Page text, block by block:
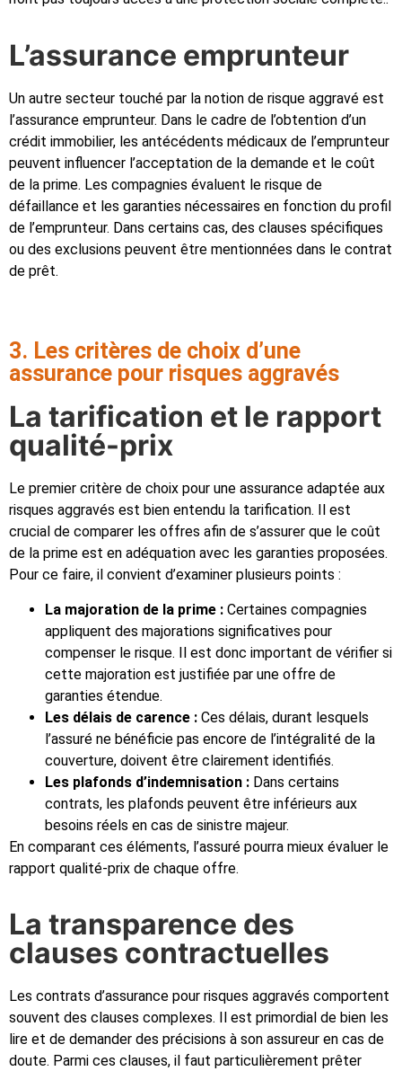
L’assurance emprunteur
Un autre secteur touché par la notion de risque aggravé est
l’assurance emprunteur. Dans le cadre de l’obtention d’un
crédit immobilier, les antécédents médicaux de l’emprunteur
peuvent influencer l’acceptation de la demande et le coût
de la prime. Les compagnies évaluent le risque de
défaillance et les garanties nécessaires en fonction du profil
de l’emprunteur. Dans certains cas, des clauses spécifiques
ou des exclusions peuvent être mentionnées dans le contrat
de prêt.
3. Les critères de choix d’une
assurance pour risques aggravés
La tarification et le rapport
qualité-prix
Le premier critère de choix pour une assurance adaptée aux
risques aggravés est bien entendu la tarification. Il est
crucial de comparer les offres afin de s’assurer que le coût
de la prime est en adéquation avec les garanties proposées.
Pour ce faire, il convient d’examiner plusieurs points :
La majoration de la prime : Certaines compagnies
appliquent des majorations significatives pour
compenser le risque. Il est donc important de vérifier si
cette majoration est justifiée par une offre de
garanties étendue.
Les délais de carence : Ces délais, durant lesquels
l’assuré ne bénéficie pas encore de l’intégralité de la
couverture, doivent être clairement identifiés.
Les plafonds d’indemnisation : Dans certains
contrats, les plafonds peuvent être inférieurs aux
besoins réels en cas de sinistre majeur.
En comparant ces éléments, l’assuré pourra mieux évaluer le
rapport qualité-prix de chaque offre.
La transparence des
clauses contractuelles
Les contrats d’assurance pour risques aggravés comportent
souvent des clauses complexes. Il est primordial de bien les
lire et de demander des précisions à son assureur en cas de
doute. Parmi ces clauses, il faut particulièrement prêter